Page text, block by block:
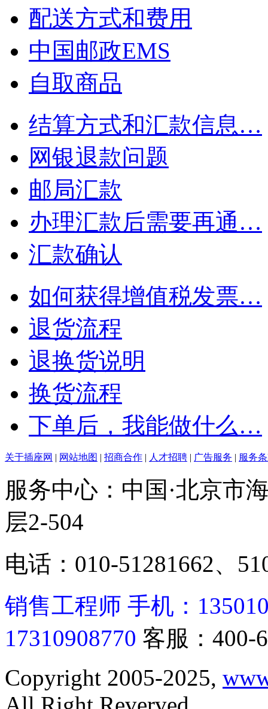
配送方式和费用
中国邮政EMS
自取商品
结算方式和汇款信息…
网银退款问题
邮局汇款
办理汇款后需要再通…
汇款确认
如何获得增值税发票…
退货流程
退换货说明
换货流程
下单后，我能做什么…
关于插座网 | 网站地图 | 招商合作 | 人才招聘 | 广告服务 | 服务
服务中心：中国·北京市
层2-504
电话：010-51281662、
销售工程师 手机：
17310908770 客服：400-
Copyright 2005-2025,